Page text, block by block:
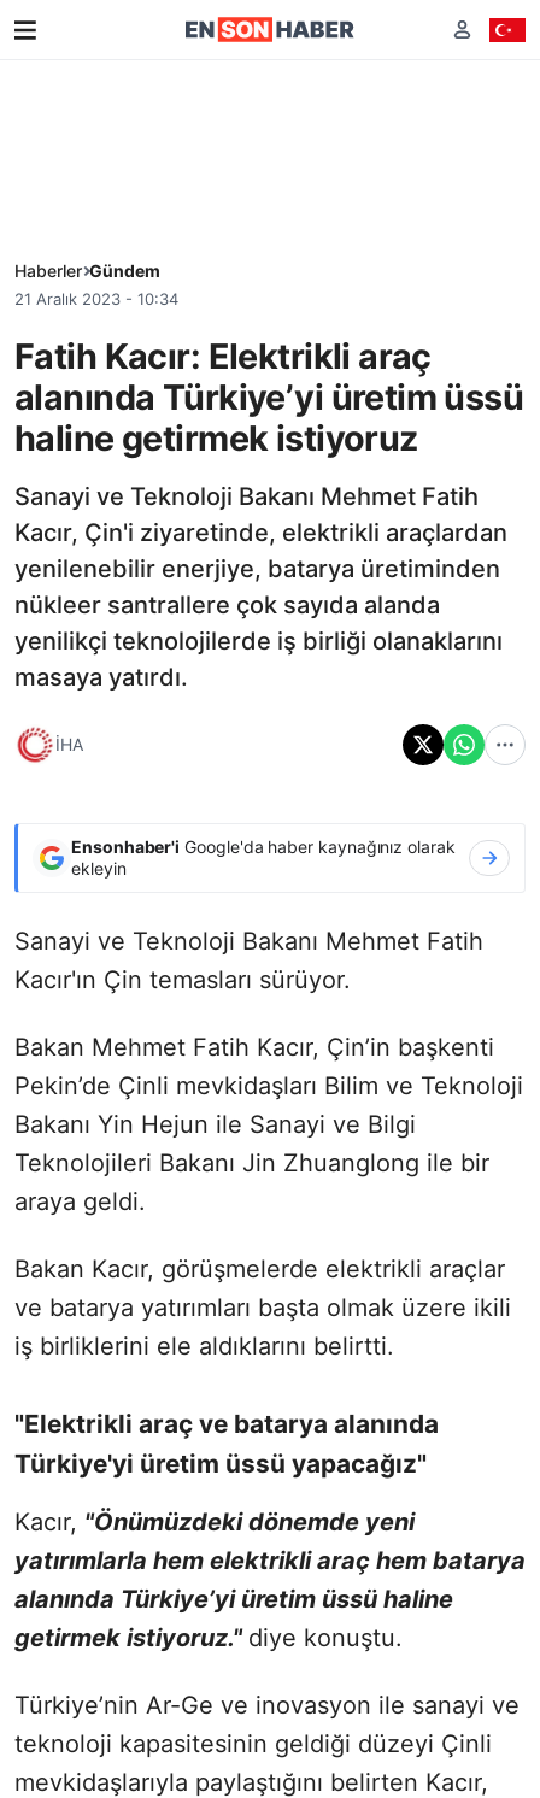
Haberler Gündem
21 Aralık 2023 - 10:34
Fatih Kacır: Elektrikli araç
alanında Türkiye’yi üretim üssü
haline getirmek istiyoruz
Sanayi ve Teknoloji Bakanı Mehmet Fatih
Kacır, Çin'i ziyaretinde, elektrikli araçlardan
yenilenebilir enerjiye, batarya üretiminden
nükleer santrallere çok sayıda alanda
yenilikçi teknolojilerde iş birliği olanaklarını
masaya yatırdı.
İHA
Ensonhaber'i Google'da haber kaynağınız olarak
ekleyin
Sanayi ve Teknoloji Bakanı Mehmet Fatih
Kacır'ın Çin temasları sürüyor.
Bakan Mehmet Fatih Kacır, Çin’in başkenti
Pekin’de Çinli mevkidaşları Bilim ve Teknoloji
Bakanı Yin Hejun ile Sanayi ve Bilgi
Teknolojileri Bakanı Jin Zhuanglong ile bir
araya geldi.
Bakan Kacır, görüşmelerde elektrikli araçlar
ve batarya yatırımları başta olmak üzere ikili
iş birliklerini ele aldıklarını belirtti.
"Elektrikli araç ve batarya alanında
Türkiye'yi üretim üssü yapacağız"
Kacır, "Önümüzdeki dönemde yeni
yatırımlarla hem elektrikli araç hem batarya
alanında Türkiye’yi üretim üssü haline
getirmek istiyoruz." diye konuştu.
Türkiye’nin Ar-Ge ve inovasyon ile sanayi ve
teknoloji kapasitesinin geldiği düzeyi Çinli
mevkidaşlarıyla paylaştığını belirten Kacır,